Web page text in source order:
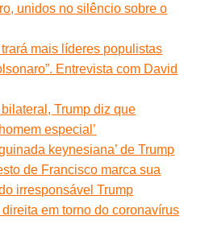
unidos no silêncio sobre o
mais líderes populistas
Entrevista com David
Trump diz que
especial’
keynesiana’ de Trump
de Francisco marca sua
irresponsável Trump
em torno do coronavírus